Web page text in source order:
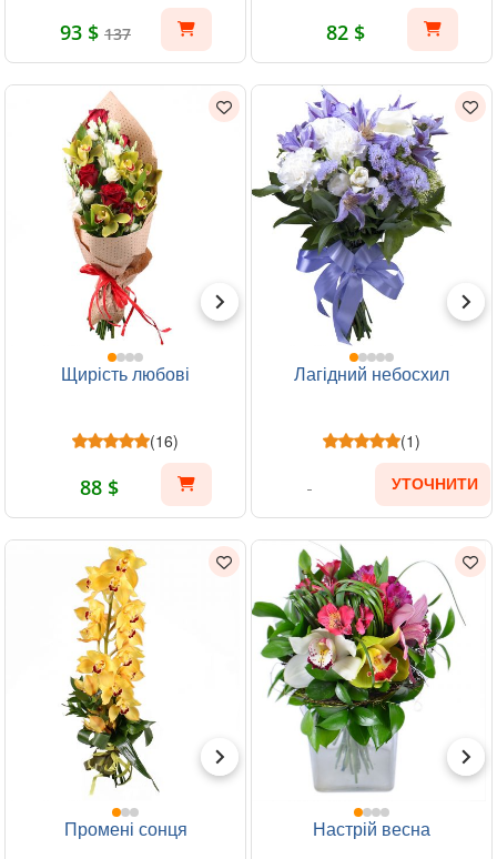
93 $ 137 82 $
Щирість любові
(16)
88 $
Лагідний небосхил
(1)
УТОЧНИТИ
Промені сонця Настрій весна